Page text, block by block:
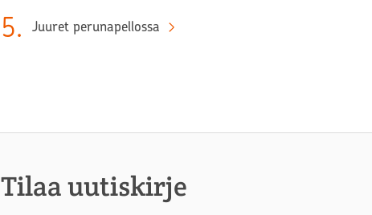
5. Juuret perunapellossa
Tilaa uutiskirje